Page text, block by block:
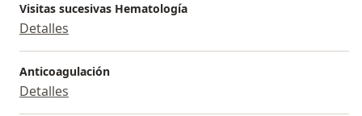
Visitas sucesivas Hematología
Detalles
Anticoagulación
Detalles